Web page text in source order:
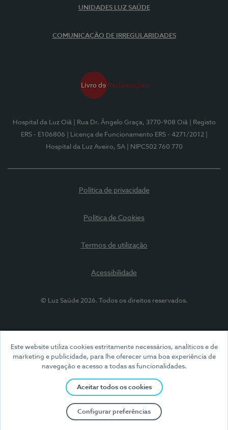
Este website utiliza cookies estritamente necessários, analíticos e de
marketing e publicidade, para lhe oferecer uma boa experiência de
navegação e acesso a todas as funcionalidades.
Aceitar todos os cookies
Configurar preferências
UNIDADES LUZ SAÚDE
COMUNICAÇÃO DE IRREGULARIDADES
Hospital da Luz Oiã | Rua Dr. Ângelo Graça, 3770-908 Oiã
| Registo
ERS - E106806
| Licença de Funcionamento ERS - 4271/2012
Hospital da Luz Aveiro, SA
| NIPC502 760 770
Política de privacidade
Política de Cookies
Termos de utilização
Acessibilidade
© Luz Saúde 2026. Todos os direitos reservados.